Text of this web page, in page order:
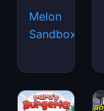
Melon
Sandbox